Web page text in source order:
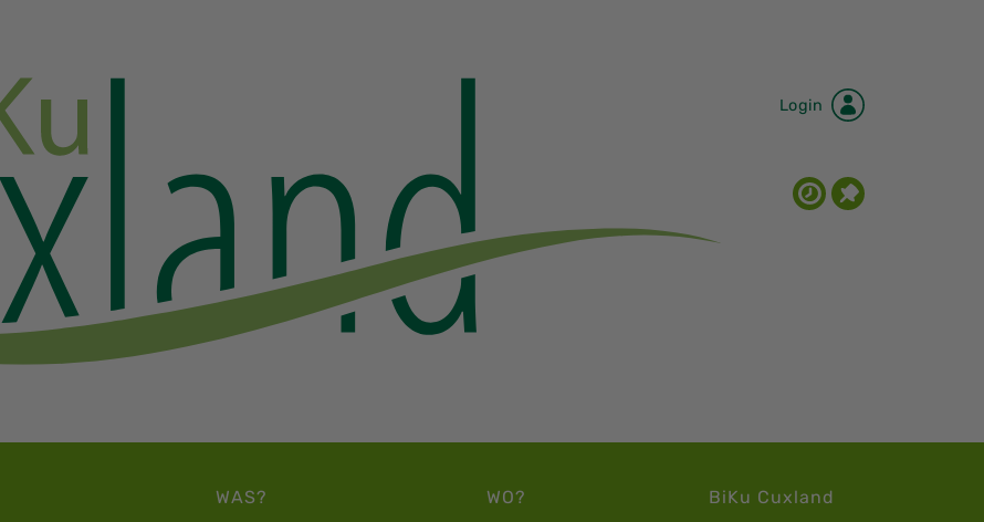
WAS? WO? BiKu Cuxland
Login